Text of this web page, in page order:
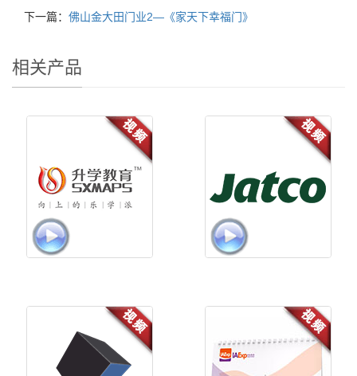
下一篇： 佛山金大田门业2—《家天下幸福门》
相关产品